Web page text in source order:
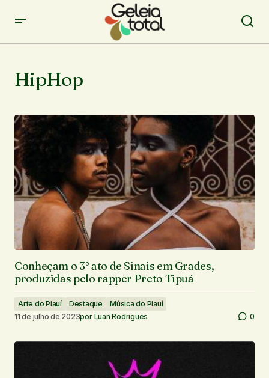
HipHop
Conheçam o 3° ato de Sinais em Grades,
produzidas pelo rapper Preto Tipuá
Arte do Piauí Destaque
Música do Piauí
11 de julho de 2023por Luan Rodrigues 0